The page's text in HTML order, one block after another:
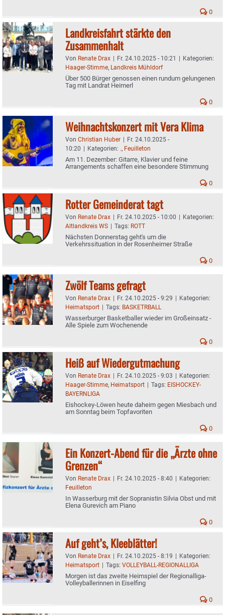
0
Landkreisfahrt stärkte den
Zusammenhalt
Von Renate Drax | Fr. 24.10.2025 - 10:21 | Kategorien:
Haager-Stimme, Landkreis Mühldorf
Über 500 Bürger genossen einen rundum gelungenen
Tag mit Landrat Heimerl
0
Weihnachtskonzert mit Vera Klima
Von Christian Huber | Fr. 24.10.2025 -
10:20 | Kategorien: ., Feuilleton
Am 11. Dezember: Gitarre, Klavier und feine
Arrangements schaﬀen eine besondere Stimmung
0
Rotter Gemeinderat tagt
Von Renate Drax | Fr. 24.10.2025 - 10:00 | Kategorien:
Altlandkreis WS | Tags: ROTT
Nächsten Donnerstag geht's um die
Verkehrssituation in der Rosenheimer Straße
0
Zwölf Teams gefragt
Von Renate Drax | Fr. 24.10.2025 - 9:29 | Kategorien:
Heimatsport | Tags: BASKETRBALL
Wasserburger Basketballer wieder im Großeinsatz -
Alle Spiele zum Wochenende
0
Heiß auf Wiedergutmachung
Von Renate Drax | Fr. 24.10.2025 - 9:03 | Kategorien:
Haager-Stimme, Heimatsport | Tags: EISHOCKEY-
BAYERNLIGA
Eishockey-Löwen heute daheim gegen Miesbach und
am Sonntag beim Topfavoriten
0
Ein Konzert-Abend für die „Ärzte ohne
Grenzen“
Von Renate Drax | Fr. 24.10.2025 - 8:40 | Kategorien:
Feuilleton
In Wasserburg mit der Sopranistin Silvia Obst und mit
Elena Gurevich am Piano
0
Auf geht’s, Kleeblätter!
Von Renate Drax | Fr. 24.10.2025 - 8:19 | Kategorien:
Heimatsport | Tags: VOLLEYBALL-REGIONALLIGA
Morgen ist das zweite Heimspiel der Regionalliga-
Volleyballerinnen in Eiselfing
0